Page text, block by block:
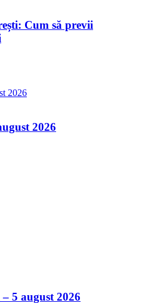
Cum să previi
2026
5 august 2026